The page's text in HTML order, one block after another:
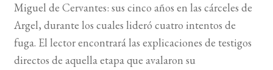
LISTA DE LIBROS
Miguel de Cervantes: sus cinco años en las cárceles de
Argel, durante los cuales lideró cuatro intentos de
fuga. El lector encontrará las explicaciones de testigos
directos de aquella etapa que avalaron su